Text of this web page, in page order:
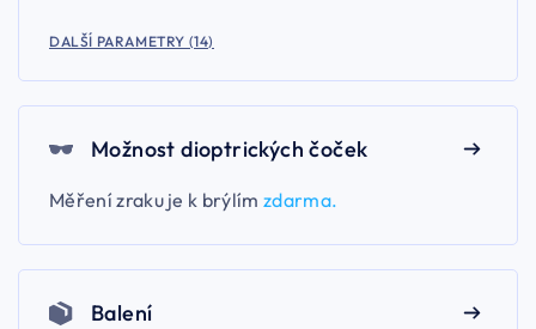
DALŠÍ PARAMETRY (14)
Možnost dioptrických čoček
Měření zraku je k brýlím zdarma.
Balení